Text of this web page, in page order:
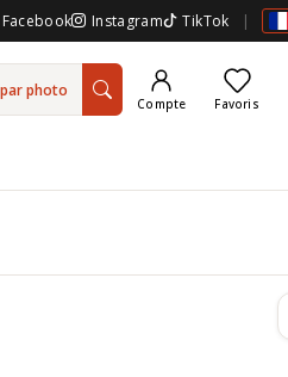
Facebook Instagram TikTok |
photo
Compte Favoris